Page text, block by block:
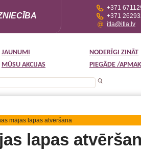
JAUNUMI
NODERĪGI ZINĀT
MŪSU AKCIJAS PIEGĀDE /
+371
+371
itla@itla.lv
mājas lapas atvēršana
lapas